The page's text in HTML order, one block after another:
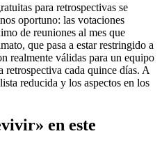
para retrospectivas se
oportuno: las votaciones
de reuniones al mes que
que pasa a estar restringido a
realmente válidas para un equipo
retrospectiva cada quince días. A
reducida y los aspectos en los
en este